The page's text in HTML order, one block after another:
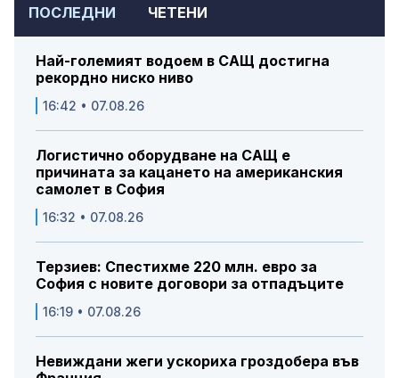
ПОСЛЕДНИ ЧЕТЕНИ
Най-големият водоем в САЩ достигна
рекордно ниско ниво
16:42 • 07.08.26
Логистично оборудване на САЩ е
причината за кацането на американския
самолет в София
16:32 • 07.08.26
Терзиев: Спестихме 220 млн. евро за
София с новите договори за отпадъците
16:19 • 07.08.26
Невиждани жеги ускориха гроздобера във